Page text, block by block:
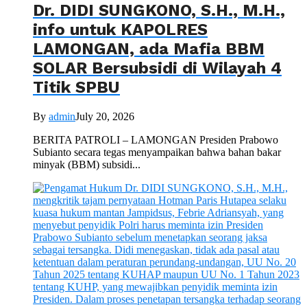
Dr. DIDI SUNGKONO, S.H., M.H.,
info untuk KAPOLRES
LAMONGAN, ada Mafia BBM
SOLAR Bersubsidi di Wilayah 4
Titik SPBU
By adminJuly 20, 2026
BERITA PATROLI – LAMONGAN Presiden Prabowo
Subianto secara tegas menyampaikan bahwa bahan bakar
minyak (BBM) subsidi...